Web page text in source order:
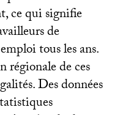
ce qui signifie
de
tous les ans.
de ces
Des données